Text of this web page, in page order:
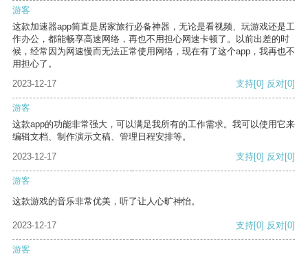
游客
这款加速器app简直是居家旅行必备神器，无论是看视频、玩游戏还是工
作办公，都能畅享高速网络，再也不用担心网速卡顿了。以前出差的时
候，经常因为网速慢而无法正常使用网络，现在有了这个app，我再也不
用担心了。
2023-12-17
支持[0] 反对[0]
游客
这款app的功能非常强大，可以满足我所有的工作需求。我可以使用它来
编辑文档、制作演示文稿、管理日程安排等。
2023-12-17
支持[0] 反对[0]
游客
这款游戏的音乐非常优美，听了让人心旷神怡。
2023-12-17 支持[0] 反对[0]
游客